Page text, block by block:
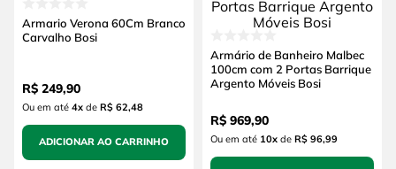
Armario Verona 60Cm Branco
Carvalho Bosi
R$ 249,90
Ou em até 4xde R$ 62,48
ADICIONAR AO CARRINHO
Armário de Banheiro Malbec
100cm com 2 Portas Barrique
Argento Móveis Bosi
R$ 969,90
Ou em até 10xde R$ 96,99